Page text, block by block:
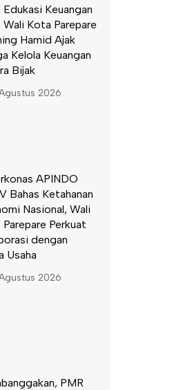
Edukasi Keuangan
Wali Kota Parepare
Hamid Ajak
Kelola Keuangan
Bijak
2026
APINDO
Bahas Ketahanan
Nasional, Wali
Perkuat
dengan
Usaha
2026
PMR